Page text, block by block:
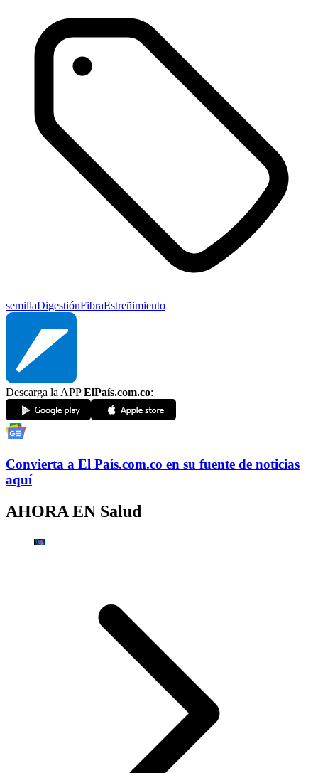
semillaDigestiónFibraEstreñimiento
Descarga la APPElPaís.com.co:
Convierta a El País.com.co en su fuente de noticias
aquí
AHORA EN Salud